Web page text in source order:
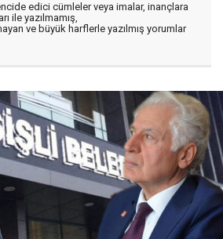
edici cümleler veya imalar, inançlara
ile yazılmamış,
ve büyük harflerle yazılmış yorumlar